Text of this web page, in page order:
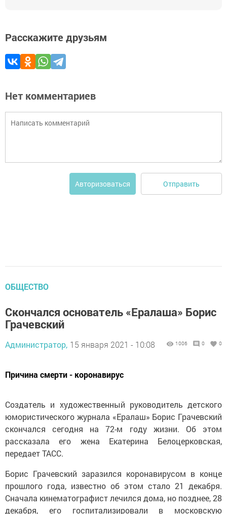
Расскажите друзьям
Нет комментариев
Авторизоваться Отправить
ОБЩЕСТВО
Скончался основатель «Ералаша» Борис
Грачевский
Администратор, 15 января 2021 - 10:08 1006 0 0
Причина смерти - коронавирус
Создатель и художественный руководитель детского
юмористического журнала «Ералаш» Борис Грачевский
скончался сегодня на 72-м году жизни. Об этом
рассказала его жена Екатерина Белоцерковская,
передает ТАСС.
Борис Грачевский заразился коронавирусом в конце
прошлого года, известно об этом стало 21 декабря.
Сначала кинематографист лечился дома, но позднее, 28
декабря, его госпитализировали в московскую